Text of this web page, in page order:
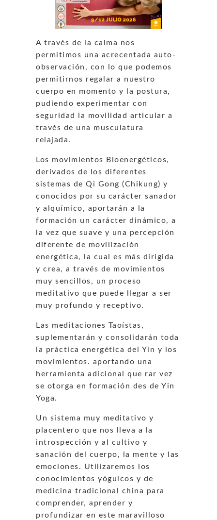
A través de la calma nos
permitimos una acrecentada auto-
observación, con lo que podemos
permitirnos regalar a nuestro
cuerpo en momento y la postura,
pudiendo experimentar con
seguridad la movilidad articular a
través de una musculatura
relajada.
Los movimientos Bioenergéticos,
derivados de los diferentes
sistemas de Qi Gong (Chikung) y
conocidos por su carácter sanador
y alquímico, aportarán a la
formación un carácter dinámico, a
la vez que suave y una percepción
diferente de movilización
energética, la cual es más dirigida
y crea, a través de movimientos
muy sencillos, un proceso
meditativo que puede llegar a ser
muy profundo y receptivo.
Las meditaciones Taoístas,
suplementarán y consolidarán toda
la práctica energética del Yin y los
movimientos. aportando una
herramienta adicional que rar vez
se otorga en formación des de Yin
Yoga.
Un sistema muy meditativo y
placentero que nos lleva a la
introspección y al cultivo y
sanación del cuerpo, la mente y las
emociones. Utilizaremos los
conocimientos yóguicos y de
medicina tradicional china para
comprender, aprender y
profundizar en este maravilloso